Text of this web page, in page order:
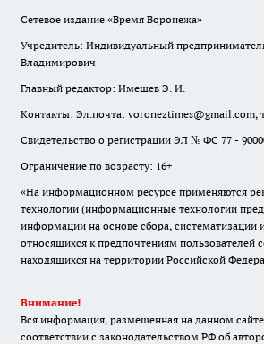
Сетевое издание «Время Воронежа»
Учредитель: Индивидуальный
Владимирович
Главный редактор: Имешев Э. И.
Контакты: Эл.почта: voroneztimes@gmail.com,
Свидетельство о регистрации ЭЛ № ФС 77 -
Ограничение по возрасту: 16+
«На информационном ресурсе применяются
технологии (информационные технологии
информации на основе сбора, систематизации
относящихся к предпочтениям пользователей
находящихся на территории Российской
Внимание!
Вся информация, размещенная на данном
соответствии с законодательством РФ об